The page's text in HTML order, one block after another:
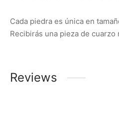
Cada piedra es única en
Recibirás una pieza de cuarzo
Reviews